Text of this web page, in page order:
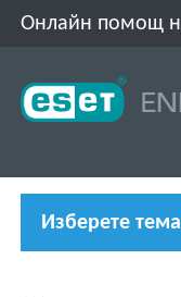
Онлайн помощ
Изберете